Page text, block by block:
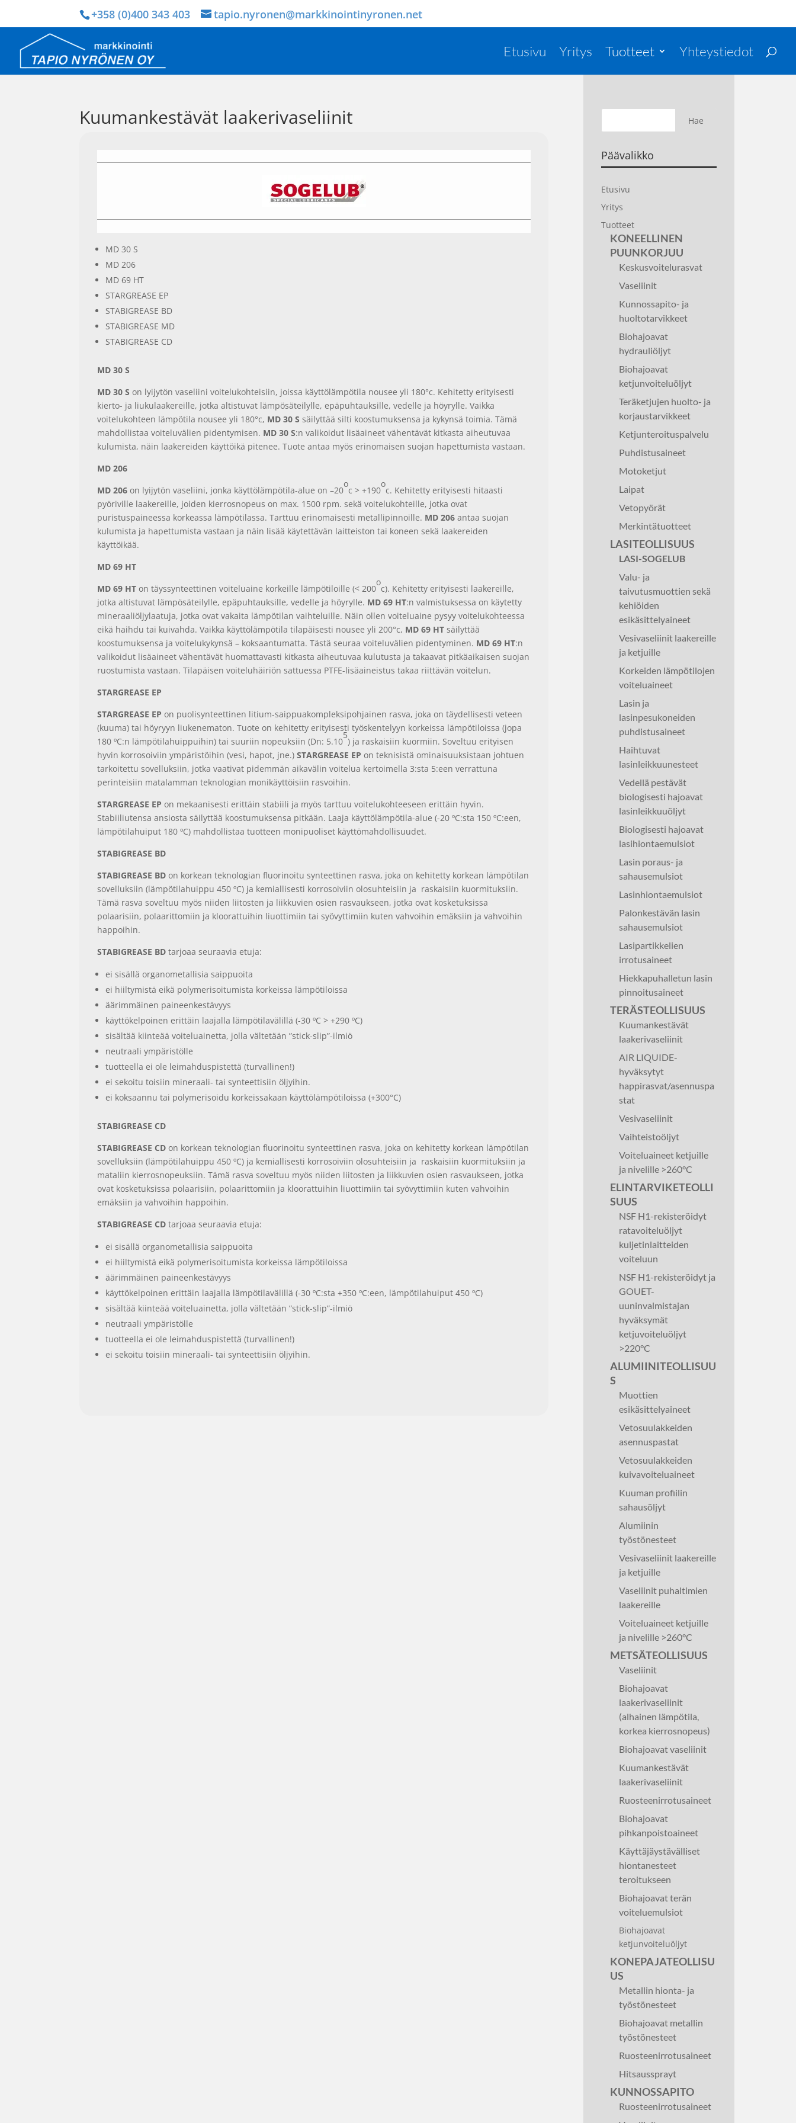
+358 (0)400 343 403 tapio.nyronen@markkinointinyronen.net
Etusivu Yritys Tuotteet Yhteystiedot
Kuumankestävät laakerivaseliinit
MD 30 S
MD 206
MD 69 HT
STARGREASE EP
STABIGREASE BD
STABIGREASE MD
STABIGREASE CD
MD 30 S
MD 30 Son lyijytön vaseliini voitelukohteisiin, joissa käyttölämpötila nousee yli 180°c. Kehitetty erityisesti
kierto- ja liukulaakereille, jotka altistuvat lämpösäteilylle, epäpuhtauksille, vedelle ja höyrylle. Vaikka
voitelukohteen lämpötila nousee yli 180°c, MD 30 Ssäilyttää silti koostumuksensa ja kykynsä toimia. Tämä
mahdollistaa voiteluvälien pidentymisen. MD 30 S:n valikoidut lisäaineet vähentävät kitkasta aiheutuvaa
kulumista, näin laakereiden käyttöikä pitenee. Tuote antaa myös erinomaisen suojan hapettumista vastaan.
MD 206
MD 206on lyijytön vaseliini, jonka käyttölämpötila-alue on –20
o
c > +190
o
c. Kehitetty erityisesti hitaasti
pyöriville laakereille, joiden kierrosnopeus on max. 1500 rpm. sekä voitelukohteille, jotka ovat
puristuspaineessa korkeassa lämpötilassa. Tarttuu erinomaisesti metallipinnoille. MD 206antaa suojan
kulumista ja hapettumista vastaan ja näin lisää käytettävän laitteiston tai koneen sekä laakereiden
käyttöikää.
MD 69 HT
MD 69 HTon täyssynteettinen voiteluaine korkeille lämpötiloille (< 200
o
c). Kehitetty erityisesti laakereille,
jotka altistuvat lämpösäteilylle, epäpuhtauksille, vedelle ja höyrylle. MD 69 HT:n valmistuksessa on käytetty
mineraaliöljylaatuja, jotka ovat vakaita lämpötilan vaihteluille. Näin ollen voiteluaine pysyy voitelukohteessa
eikä haihdu tai kuivahda. Vaikka käyttölämpötila tilapäisesti nousee yli 200°c, MD 69 HTsäilyttää
koostumuksensa ja voitelukykynsä – koksaantumatta. Tästä seuraa voiteluvälien pidentyminen. MD 69 HT:n
valikoidut lisäaineet vähentävät huomattavasti kitkasta aiheutuvaa kulutusta ja takaavat pitkäaikaisen suojan
ruostumista vastaan. Tilapäisen voiteluhäiriön sattuessa PTFE-lisäaineistus takaa riittävän voitelun.
STARGREASE EP
STARGREASE EPon puolisynteettinen litium-saippuakompleksipohjainen rasva, joka on täydellisesti veteen
(kuuma) tai höyryyn liukenematon. Tuote on kehitetty erityisesti työskentelyyn korkeissa lämpötiloissa (jopa
180 ºC:n lämpötilahuippuihin) tai suuriin nopeuksiin (Dn: 5.10
5
) ja raskaisiin kuormiin. Soveltuu erityisen
hyvin korrosoiviin ympäristöihin (vesi, hapot, jne.)STARGREASE EP on teknisistä ominaisuuksistaan johtuen
tarkoitettu sovelluksiin, jotka vaativat pidemmän aikavälin voitelua kertoimella 3:sta 5:een verrattuna
perinteisiin matalamman teknologian monikäyttöisiin rasvoihin.
STARGREASE EPon mekaanisesti erittäin stabiili ja myös tarttuu voitelukohteeseen erittäin hyvin.
Stabiiliutensa ansiosta säilyttää koostumuksensa pitkään. Laaja käyttölämpötila-alue (-20 ºC:sta 150 ºC:een,
lämpötilahuiput 180 ºC) mahdollistaa tuotteen monipuoliset käyttömahdollisuudet.
STABIGREASE BD
STABIGREASE BDon korkean teknologian fluorinoitu synteettinen rasva, joka on kehitetty korkean lämpötilan
sovelluksiin (lämpötilahuippu 450 ºC) ja kemiallisesti korrosoiviin olosuhteisiin ja raskaisiin kuormituksiin.
Tämä rasva soveltuu myös niiden liitosten ja liikkuvien osien rasvaukseen, jotka ovat kosketuksissa
polaarisiin, polaarittomiin ja kloorattuihin liuottimiin tai syövyttimiin kuten vahvoihin emäksiin ja vahvoihin
happoihin.
STABIGREASE BDtarjoaa seuraavia etuja:
ei sisällä organometallisia saippuoita
ei hiiltymistä eikä polymerisoitumista korkeissa lämpötiloissa
äärimmäinen paineenkestävyys
käyttökelpoinen erittäin laajalla lämpötilavälillä (-30 ºC > +290 ºC)
sisältää kiinteää voiteluainetta, jolla vältetään ”stick-slip”-ilmiö
neutraali ympäristölle
tuotteella ei ole leimahduspistettä (turvallinen!)
ei sekoitu toisiin mineraali- tai synteettisiin öljyihin.
ei koksaannu tai polymerisoidu korkeissakaan käyttölämpötiloissa (+300°C)
STABIGREASE CD
STABIGREASE CDon korkean teknologian fluorinoitu synteettinen rasva, joka on kehitetty korkean lämpötilan
sovelluksiin (lämpötilahuippu 450 ºC) ja kemiallisesti korrosoiviin olosuhteisiin ja raskaisiin kuormituksiin ja
mataliin kierrosnopeuksiin. Tämä rasva soveltuu myös niiden liitosten ja liikkuvien osien rasvaukseen, jotka
ovat kosketuksissa polaarisiin, polaarittomiin ja kloorattuihin liuottimiin tai syövyttimiin kuten vahvoihin
emäksiin ja vahvoihin happoihin.
STABIGREASE CDtarjoaa seuraavia etuja:
ei sisällä organometallisia saippuoita
ei hiiltymistä eikä polymerisoitumista korkeissa lämpötiloissa
äärimmäinen paineenkestävyys
käyttökelpoinen erittäin laajalla lämpötilavälillä (-30 ºC:sta +350 ºC:een, lämpötilahuiput 450 ºC)
sisältää kiinteää voiteluainetta, jolla vältetään ”stick-slip”-ilmiö
neutraali ympäristölle
tuotteella ei ole leimahduspistettä (turvallinen!)
ei sekoitu toisiin mineraali- tai synteettisiin öljyihin.
Päävalikko
Etusivu
Yritys
Tuotteet
KONEELLINEN
PUUNKORJUU
Keskusvoitelurasvat
Vaseliinit
Kunnossapito- ja
huoltotarvikkeet
Biohajoavat
hydrauliöljyt
Biohajoavat
ketjunvoiteluöljyt
Teräketjujen huolto- ja
korjaustarvikkeet
Ketjunteroituspalvelu
Puhdistusaineet
Motoketjut
Laipat
Vetopyörät
Merkintätuotteet
LASITEOLLISUUS
LASI-SOGELUB
Valu- ja
taivutusmuottien sekä
kehiöiden
esikäsittelyaineet
Vesivaseliinit laakereille
ja ketjuille
Korkeiden lämpötilojen
voiteluaineet
Lasin ja
lasinpesukoneiden
puhdistusaineet
Haihtuvat
lasinleikkuunesteet
Vedellä pestävät
biologisesti hajoavat
lasinleikkuuöljyt
Biologisesti hajoavat
lasihiontaemulsiot
Lasin poraus- ja
sahausemulsiot
Lasinhiontaemulsiot
Palonkestävän lasin
sahausemulsiot
Lasipartikkelien
irrotusaineet
Hiekkapuhalletun lasin
pinnoitusaineet
TERÄSTEOLLISUUS
Kuumankestävät
laakerivaseliinit
AIR LIQUIDE-
hyväksytyt
happirasvat/asennuspa
stat
Vesivaseliinit
Vaihteistoöljyt
Voiteluaineet ketjuille
ja nivelille >260°C
ELINTARVIKETEOLLI
SUUS
NSF H1-rekisteröidyt
ratavoiteluöljyt
kuljetinlaitteiden
voiteluun
NSF H1-rekisteröidyt ja
GOUET-
uuninvalmistajan
hyväksymät
ketjuvoiteluöljyt
>220°C
ALUMIINITEOLLISUU
S
Muottien
esikäsittelyaineet
Vetosuulakkeiden
asennuspastat
Vetosuulakkeiden
kuivavoiteluaineet
Kuuman profiilin
sahausöljyt
Alumiinin
työstönesteet
Vesivaseliinit laakereille
ja ketjuille
Vaseliinit puhaltimien
laakereille
Voiteluaineet ketjuille
ja nivelille >260°C
METSÄTEOLLISUUS
Vaseliinit
Biohajoavat
laakerivaseliinit
(alhainen lämpötila,
korkea kierrosnopeus)
Biohajoavat vaseliinit
Kuumankestävät
laakerivaseliinit
Ruosteenirrotusaineet
Biohajoavat
pihkanpoistoaineet
Käyttäjäystävälliset
hiontanesteet
teroitukseen
Biohajoavat terän
voiteluemulsiot
Biohajoavat
ketjunvoiteluöljyt
KONEPAJATEOLLISU
US
Metallin hionta- ja
työstönesteet
Biohajoavat metallin
työstönesteet
Ruosteenirrotusaineet
Hitsaussprayt
KUNNOSSAPITO
Ruosteenirrotusaineet